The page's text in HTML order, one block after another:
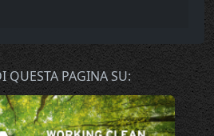
QUESTA PAGINA SU: